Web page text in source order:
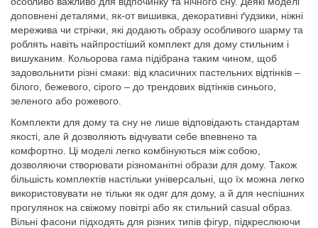
доповнені деталями, як-от вишивка, декоративні ґудзики, ніжні
мережива чи стрічки, які додають образу особливого шарму та
роблять навіть найпростіший комплект для дому стильним і
вишуканим. Кольорова гама підібрана таким чином, щоб
задовольнити різні смаки: від класичних пастельних відтінків –
білого, бежевого, сірого – до трендових відтінків синього,
зеленого або рожевого.
Комплекти для дому та сну не лише відповідають стандартам
якості, але й дозволяють відчувати себе впевнено та
комфортно. Ці моделі легко комбінуються між собою,
дозволяючи створювати різноманітні образи для дому. Також
більшість комплектів настільки універсальні, що їх можна легко
використовувати не тільки як одяг для дому, а й для неспішних
прогулянок на свіжому повітрі або як стильний casual образ.
Вільні фасони підходять для різних типів фігур, підкреслюючи